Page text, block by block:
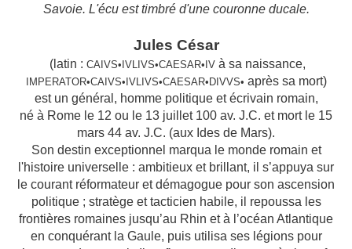
Savoie. L'écu est timbré d'une couronne ducale.
Jules César
(latin : CAIVS•IVLIVS•CAESAR•IV à sa naissance,
IMPERATOR•CAIVS•IVLIVS•CAESAR•DIVVS• après sa mort)
est un général, homme politique et écrivain romain,
né à Rome le 12 ou le 13 juillet 100 av. J.C. et mort le 15
mars 44 av. J.C. (aux Ides de Mars).
Son destin exceptionnel marqua le monde romain et
l'histoire universelle : ambitieux et brillant, il s’appuya sur
le courant réformateur et démagogue pour son ascension
politique ; stratège et tacticien habile, il repoussa les
frontières romaines jusqu’au Rhin et à l’océan Atlantique
en conquérant la Gaule, puis utilisa ses légions pour